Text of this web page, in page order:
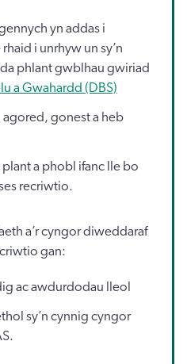
yn addas i
i unrhyw un sy’n
phlant gwblhau gwiriad
a Gwahardd (DBS)
gonest a heb
a phobl ifanc lle bo
recriwtio.
a’r cyngor diweddaraf
gan:
ac awdurdodau lleol
sy’n cynnig cyngor